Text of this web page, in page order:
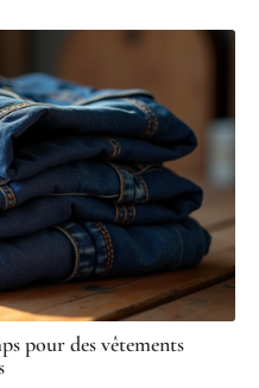
pour des vêtements